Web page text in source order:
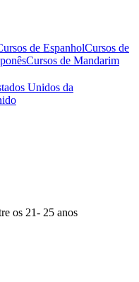
de EspanholCursos de
Cursos de Mandarim
Unidos da
os 21- 25 anos